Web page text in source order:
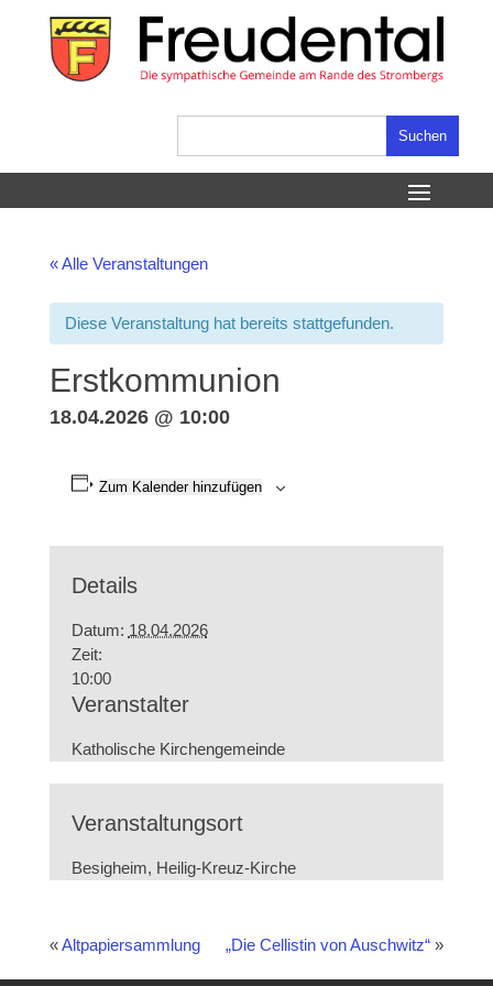
content
nach:
« Alle Veranstaltungen
Diese Veranstaltung hat bereits stattgefunden.
Erstkommunion
18.04.2026 @ 10:00
Zum Kalender hinzufügen
Details
Datum: 18.04.2026
Zeit:
10:00
Veranstalter
Katholische Kirchengemeinde
Veranstaltungsort
Besigheim, Heilig-Kreuz-Kirche
«Altpapiersammlung „Die Cellistin von Auschwitz“»